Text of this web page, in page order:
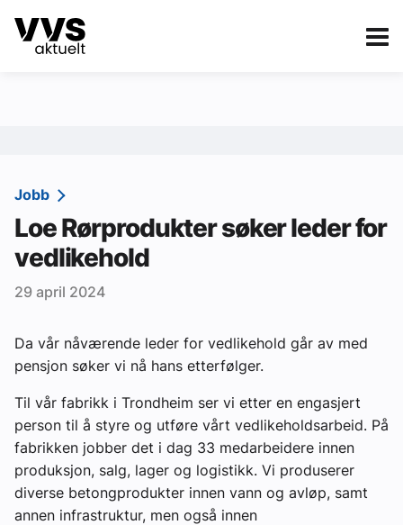
Kategorier
Sanitær
Ventilasjon
Varme og energi
Byggautomasjon
Vann og avløp
Aktuelle prosjekter
Om VVS Aktuelt
Kontakt oss:
Abonner på fagbladet Byggfakta Nyheter
Jobb
Loe Rørprodukter søker leder for
vedlikehold
29 april 2024
Da vår nåværende leder for vedlikehold går av med
pensjon søker vi nå hans etterfølger.
Til vår fabrikk i Trondheim ser vi etter en engasjert
person til å styre og utføre vårt vedlikeholdsarbeid. På
fabrikken jobber det i dag 33 medarbeidere innen
produksjon, salg, lager og logistikk. Vi produserer
diverse betongprodukter innen vann og avløp, samt
annen infrastruktur, men også innen